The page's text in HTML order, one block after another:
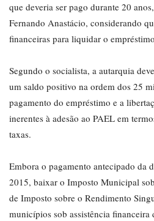
que deveria ser pago durante 20
Fernando Anastácio, considerando
financeiras para liquidar o
Segundo o socialista, a autarquia
um saldo positivo na ordem dos 25
pagamento do empréstimo e a
inerentes à adesão ao PAEL em
taxas.
Embora o pagamento antecipado da
2015, baixar o Imposto Municipal
de Imposto sobre o Rendimento
municípios sob assistência financeira